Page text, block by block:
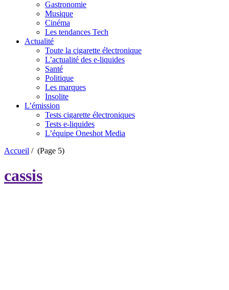
Gastronomie
Musique
Cinéma
Les tendances Tech
Actualité
Toute la cigarette électronique
L’actualité des e-liquides
Santé
Politique
Les marques
Insolite
L’émission
Tests cigarette électroniques
Tests e-liquides
L’équipe Oneshot Media
Accueil / (Page 5)
cassis